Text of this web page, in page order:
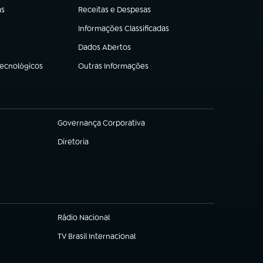
Receitas e Despesas
(abre em nova aba)
Informações Classificadas
(abre em nova aba)
Dados Abertos
(abre em nova aba)
Outras Informações
(abre em nova aba)
Governança Corporativa
(abre em nova aba)
Diretoria
(abre em nova aba)
Rádio Nacional
TV Brasil Internacional
(abre em nova aba)